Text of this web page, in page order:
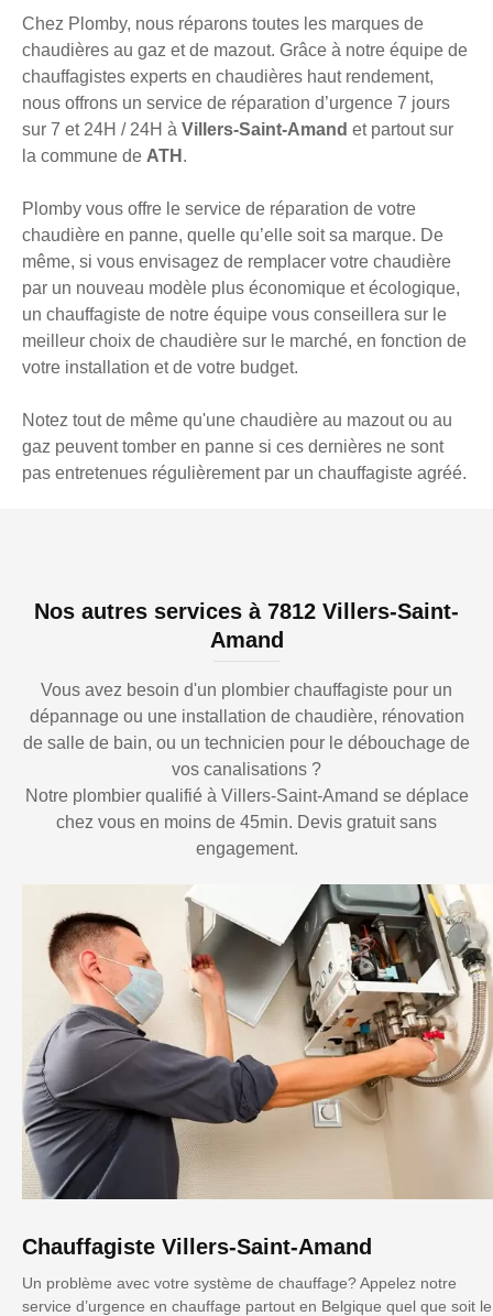
Chez Plomby, nous réparons toutes les marques de
chaudières au gaz et de mazout. Grâce à notre équipe de
chauffagistes experts en chaudières haut rendement,
nous offrons un service de réparation d’urgence 7 jours
sur 7 et 24H / 24H à Villers-Saint-Amand et partout sur
la commune de ATH .
Plomby vous offre le service de réparation de votre
chaudière en panne, quelle qu’elle soit sa marque. De
même, si vous envisagez de remplacer votre chaudière
par un nouveau modèle plus économique et écologique,
un chauffagiste de notre équipe vous conseillera sur le
meilleur choix de chaudière sur le marché, en fonction de
votre installation et de votre budget.
Notez tout de même qu'une chaudière au mazout ou au
gaz peuvent tomber en panne si ces dernières ne sont
pas entretenues régulièrement par un chauffagiste agréé.
Nos autres services à 7812 Villers-Saint-
Amand
Vous avez besoin d'un plombier chauffagiste pour un
dépannage ou une installation de chaudière, rénovation
de salle de bain, ou un technicien pour le débouchage de
vos canalisations ?
Notre plombier qualifié à Villers-Saint-Amand se déplace
chez vous en moins de 45min. Devis gratuit sans
engagement.
Chauffagiste Villers-Saint-Amand
Un problème avec votre système de chauffage? Appelez notre
service d’urgence en chauffage partout en Belgique quel que soit le